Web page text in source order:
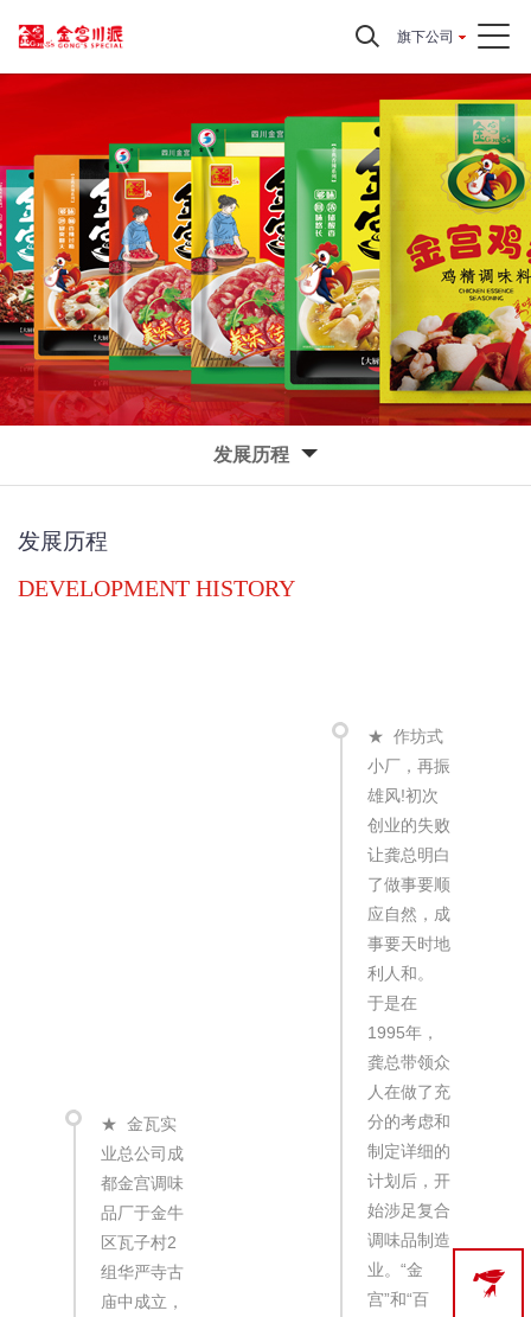
旗下公司
发展历程
发展历程
DEVELOPMENT HISTORY
★ 金瓦实
业总公司成
都金宫调味
品厂于金牛
区瓦子村2
组华严寺古
庙中成立，
★ 作坊式
小厂，再振
雄风!初次
创业的失败
让龚总明白
了做事要顺
应自然，成
事要天时地
利人和。
于是在
1995年，
龚总带领众
人在做了充
分的考虑和
制定详细的
计划后，开
始涉足复合
调味品制造
业。“金
宫”和“百
郊
开
